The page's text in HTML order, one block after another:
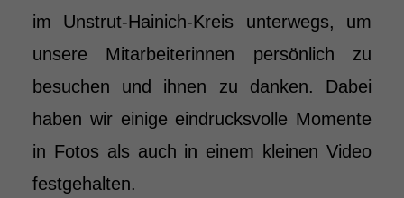
im Unstrut-Hainich-Kreis unterwegs, um
unsere Mitarbeiterinnen persönlich zu
besuchen und ihnen zu danken. Dabei
haben wir einige eindrucksvolle Momente
in Fotos als auch in einem kleinen Video
festgehalten.